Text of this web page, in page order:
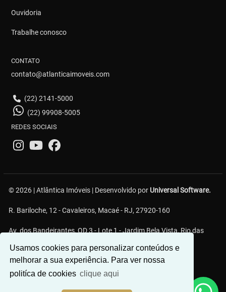
Usamos cookies para personalizar conteúdos e
melhorar a sua experiência. Para ver nossa
politíca de cookies clique aqui
Ouvidoria
Trabalhe conosco
CONTATO
contato@atlanticaimoveis.com
(22) 2141-5000
(22) 99908-5005
REDES SOCIAIS
© 2026 | Atlântica Imóveis | Desenvolvido por Universal Software.
R. Bariloche, 12 - Cavaleiros, Macaé - RJ, 27920-160
Av. dos Bandeirantes, QD 3 - Lote 1 - Jardim Bela Vista, Rio das
Ostras - RJ